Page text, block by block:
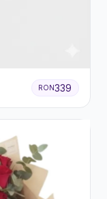
RON339